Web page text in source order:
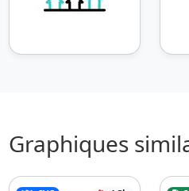
Graphiques